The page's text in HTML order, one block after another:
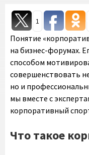
1
Понятие
на бизнес-форумах.
способом
совершенствовать
но и
мы вместе с
корпоративный
Что такое